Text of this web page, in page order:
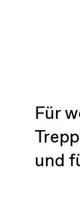
Für
und